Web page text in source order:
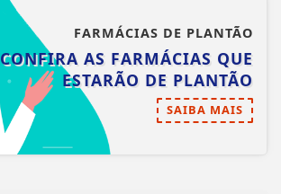
FARMÁCIAS DE PLANTÃO
CONFIRA AS FARMÁCIAS QUE
ESTARÃO DE PLANTÃO
SAIBA MAIS